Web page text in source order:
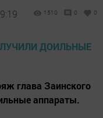
1510 0 0
глава Заинского
аппараты.